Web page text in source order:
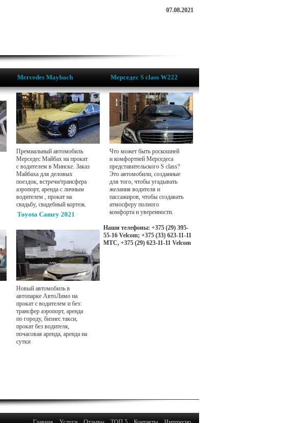
07.08.2021
Mercedes Maybach
Премиальный автомобиль
Мерседес Майбах на прокат
с водителем в Минске. Заказ
Майбаха для деловых
поездок, встречи/трансфера
аэропорт, аренда с личным
водителем , прокат на
свадьбу, свадебный кортеж.
Мерседес S class W222
Что может быть роскошней
и комфортней Мерседеса
представительского S class?
Это автомобили, созданные
для того, чтобы угадывать
желания водителя и
пассажиров, чтобы создавать
атмосферу полного
комфорта и уверенности.
Toyota Camry 2021
Новый автомобиль в
автопарке АвтоЛимо на
прокат с водителем и без:
трансфер аэропорт, аренда
по городу, бизнес такси,
прокат без водителя,
почасовая аренда, аренда на
сутки
Наши телефоны: +375 (29) 395-
55-16 Velcom; +375 (33) 623-11-11
МТС, +375 (29) 623-11-11 Velcom